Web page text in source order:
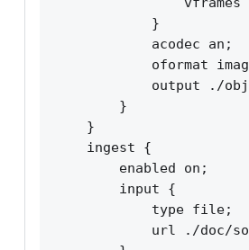
            }
            acodec an;
oformat
output ./
        }
    }
    ingest {
        enabled on;
        input {
            type file;
url ./doc/